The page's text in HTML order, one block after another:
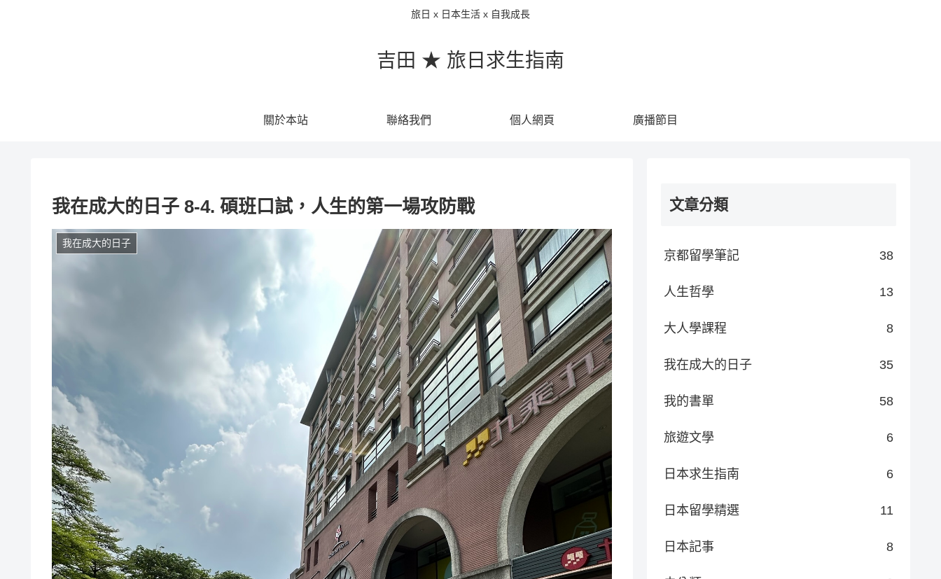
旅日 x 日本生活 x 自我成長
吉田 ★ 旅日求生指南
關於本站 聯絡我們 個人網頁 廣播節目
我在成大的日子 8-4. 碩班口試，人生的第一場攻防戰
我在成大的日子
文章分類
京都留學筆記 38
人生哲學 13
大人學課程 8
我在成大的日子 35
我的書單 58
旅遊文學 6
日本求生指南 6
日本留學精選 11
日本記事 8